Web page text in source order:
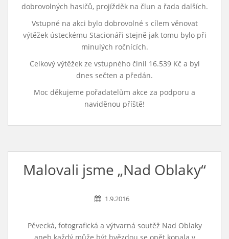
dobrovolných hasičů, projížděk na člun a řada dalších.
Vstupné na akci bylo dobrovolné s cílem věnovat
výtěžek ústeckému Stacionáři stejně jak tomu bylo při
minulých ročnících.
Celkový výtěžek ze vstupného činil 16.539 Kč a byl
dnes sečten a předán.
Moc děkujeme pořadatelům akce za podporu a
naviděnou příště!
Malovali jsme „Nad Oblaky“
1.9.2016
Pěvecká, fotografická a výtvarná soutěž Nad Oblaky